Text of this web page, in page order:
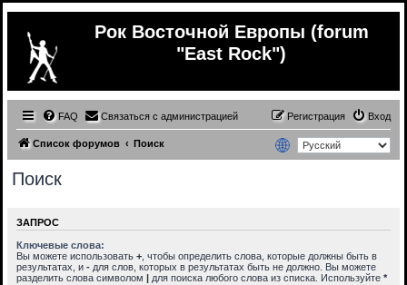
Рок Восточной Европы (forum
"East Rock")
FAQ Связаться с администрацией Вход
Регистрация
Список форумов Поиск
Поиск
ЗАПРОС
Ключевые слова:
Вы можете использовать + , чтобы определить слова, которые должны быть в
результатах, и - для слов, которых в результатах быть не должно. Вы можете
разделить слова символом | для поиска любого слова из списка. Используйте *